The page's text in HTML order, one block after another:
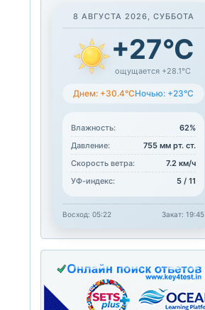
8 АВГУСТА 2026, СУББОТА
+27°C
ощущается +28.1°C
Днем: +30.4°CНочью: +23°C
Влажность:
62%
Давление:
755 мм рт. ст.
Скорость ветра:
7.2 км/ч
УФ-индекс:
5 / 11
Восход: 05:22 Закат: 19:45